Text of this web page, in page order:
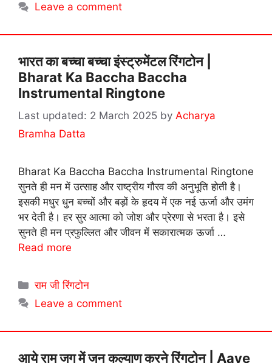
Leave a comment
भारत का बच्चा बच्चा इंस्ट्रुमेंटल रिंगटोन |
Bharat Ka Baccha Baccha
Instrumental Ringtone
2 March 2025 by Acharya
Bramha Datta
Bharat Ka Baccha Baccha Instrumental Ringtone
सुनते ही मन में उत्साह और राष्ट्रीय गौरव की अनुभूति होती है।
इसकी मधुर धुन बच्चों और बड़ों के हृदय में एक नई ऊर्जा और उमंग
भर देती है। हर सुर आत्मा को जोश और प्रेरणा से भरता है। इसे
सुनते ही मन प्रफुल्लित और जीवन में सकारात्मक ऊर्जा …
Read more
Categories
राम जी रिंगटोन
Leave a comment
आये राम जग में जन कल्याण करने रिंगटोन | Aaye